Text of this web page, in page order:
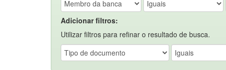
Adicionar filtros:
Utilizar filtros para refinar o resultado de busca.